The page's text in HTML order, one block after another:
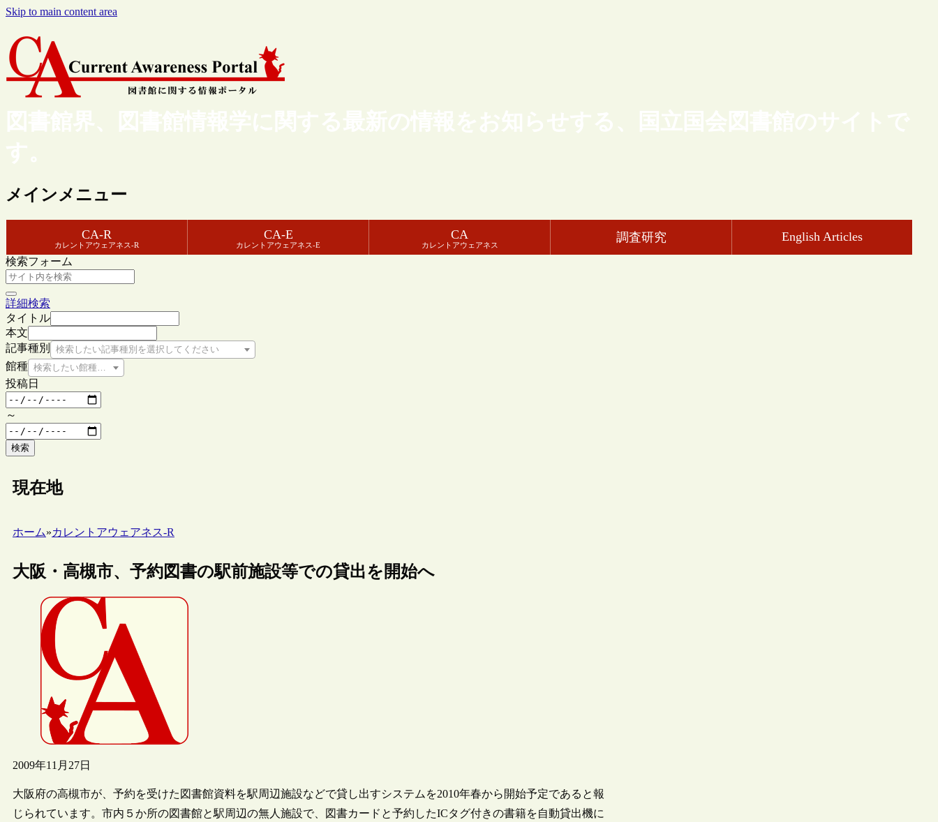
Skip to main content area
図書館界、図書館情報学に関する最新の情報をお知らせする、国立国会図書館のサイトで
す。
メインメニュー
CA-R
カレントアウェアネス-R
CA-E
カレントアウェアネス-E
CA
カレントアウェアネス
調査研究 English Articles
検索フォーム
詳細検索
タイトル
本文
記事種別
検索したい記事種別を選択してください
館種 検索したい館種を選択してください
投稿日
～
検索
現在地
ホーム»カレントアウェアネス-R
大阪・高槻市、予約図書の駅前施設等での貸出を開始へ
2009年11月27日
大阪府の高槻市が、予約を受けた図書館資料を駅周辺施設などで貸し出すシステムを2010年春から開始予定であると報
じられています。市内５か所の図書館と駅周辺の無人施設で、図書カードと予約したICタグ付きの書籍を自動貸出機に